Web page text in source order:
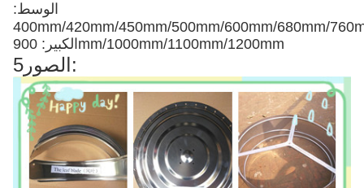
الوسط:
400mm/420mm/450mm/500mm/600mm/680mm/
الكبير: 900mm/1000mm/1100mm/1200mm
5الصور: